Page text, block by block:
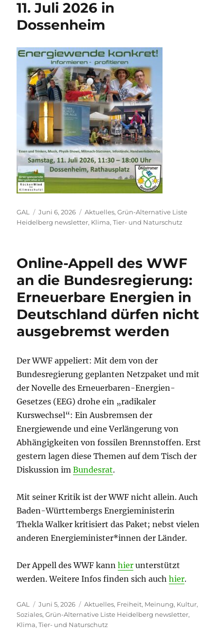
11. Juli 2026 in
Dossenheim
Autor
GAL
Veröffentlicht
am
Juni 6, 2026 Kategorien
Aktuelles,Grün-Alternative Liste
Heidelberg newsletter, Klima,Tier- und Naturschutz
Online-Appell des WWF
an die Bundesregierung:
Erneuerbare Energien in
Deutschland dürfen nicht
ausgebremst werden
Der WWF appeliert: Mit dem von der
Bundesregierung geplanten Netzpaket und mit
der Novelle des Erneuerbaren-Energien-
Gesetzes (EEG) drohe ein „radikaler
Kurswechsel“: Ein Ausbremsen der
Energiewende und eine Verlängerung von
Abhängigkeiten von fossilen Brennstoffen. Erst
gestern lagen diese Themen auf dem Tisch der
Diskussion imBundesrat.
Mit seiner Kritik ist der WWF nicht allein. Auch
Baden-Württembergs Energieministerin
Thekla Walker kritisiert das Paket; nebst vielen
anderen Energieminister*innen der Länder.
Der Appell des WWF kannhier unterstützt
werden. Weitere Infos finden sich auchhier.
Autor
GAL
Veröffentlicht
am
Juni 5, 2026 Kategorien
Aktuelles, Freiheit, Meinung, Kultur,
Soziales,Grün-Alternative Liste Heidelberg newsletter,
Klima,Tier- und Naturschutz